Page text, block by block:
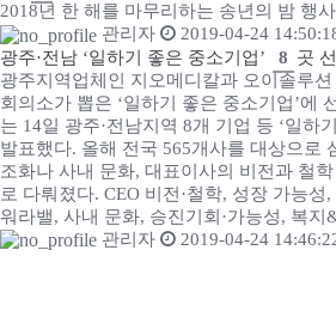
2018년 한 해를 마무리하는 송년의 밤 행
관리자
2019-04-24
광주·전남 ‘일하기 좋은 중소기업’
8 곳
광주지역업체인 지오메디칼과 오이솔루
회의소가 뽑은 ‘일하기 좋은 중소기업’에
는 14일 광주·전남지역 8개 기업 등 ‘일하
발표했다. 올해 전국 565개사를 대상으로
조화나 사내 문화, 대표이사의 비전과 철
로 다뤄졌다. CEO 비전·철학, 성장 가능
워라밸, 사내 문화, 승진기회·가능성, 복
관리자
2019-04-24